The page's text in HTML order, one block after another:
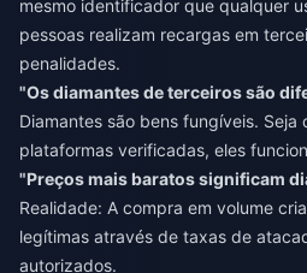
mesmo identificador que qualquer
pessoas realizam recargas em
penalidades.
"Os diamantes de terceiros são
Diamantes são bens fungíveis.
plataformas verificadas, eles
"Preços mais baratos significam
Realidade: A compra em volume
legítimas através de taxas de
autorizados.